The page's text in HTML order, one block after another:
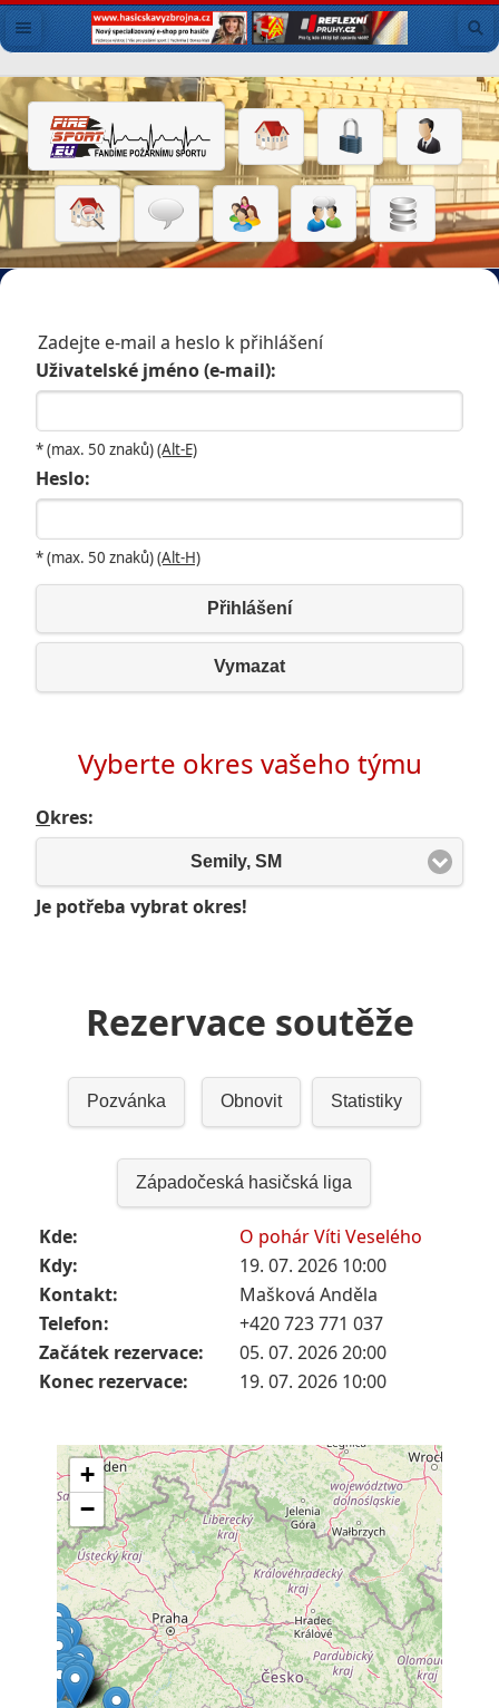
Zadejte e-mail a heslo k přihlášení
Uživatelské jméno (e-mail):
* (max. 50 znaků)(Alt-E)
Heslo:
* (max. 50 znaků)(Alt-H)
Přihlášení
Vymazat
Vyberte okres vašeho týmu
Okres:
Semily, SM
Je potřeba vybrat okres!
Rezervace soutěže
Pozvánka Obnovit Statistiky
Západočeská hasičská liga
Kde:
O pohár Víti Veselého
Kdy:
19. 07. 2026 10:00
Kontakt:
Mašková Anděla
Telefon:
+420 723 771 037
Začátek rezervace:
05. 07. 2026 20:00
Konec rezervace:
19. 07. 2026 10:00